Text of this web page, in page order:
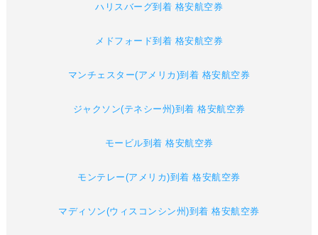
ハリスバーグ到着 格安航空券
メドフォード到着 格安航空券
マンチェスター(アメリカ)到着 格安航空券
ジャクソン(テネシー州)到着 格安航空券
モービル到着 格安航空券
モンテレー(アメリカ)到着 格安航空券
マディソン(ウィスコンシン州)到着 格安航空券